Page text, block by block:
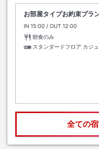
お部屋タイプお約束プラ
IN チェックイン
15:00 / OUT チェックアウト
12:00
朝食のみ
スタンダードフロア カジ
全ての